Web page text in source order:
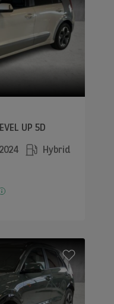
UP 5D
2024
Hybrid